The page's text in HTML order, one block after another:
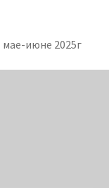
июне 2025г